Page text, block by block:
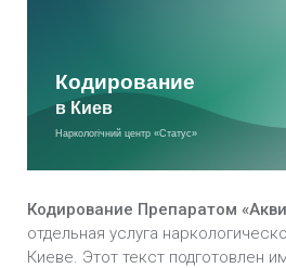
Кодирование алкоголизма
Кодирование от алкоголя в
Срочное кодирование от
Безопасная кодировка от
Кодирование Препаратом
отдельная услуга
Киеве. Этот текст подготовлен